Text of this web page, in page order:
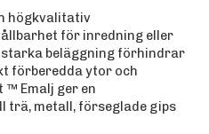
högkvalitativ
för inredning eller
beläggning förhindrar
förberedda ytor och
™ Emalj ger en
trä, metall, förseglade gips